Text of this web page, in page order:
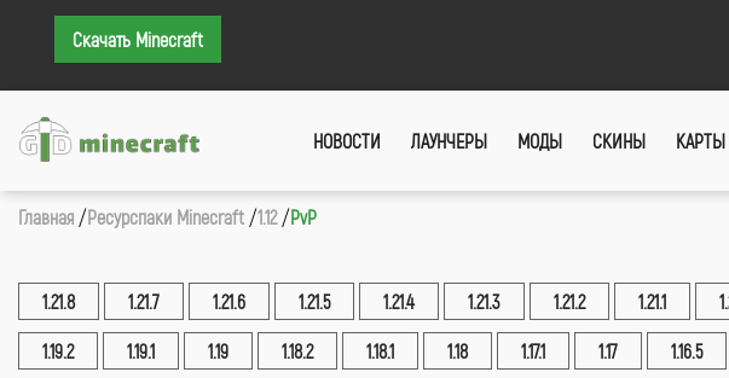
Скачать Minecraft
НОВОСТИ ЛАУНЧЕРЫ МОДЫ СКИНЫ КАРТЫ
Главная Ресурспаки Minecraft 1.12 PvP
1.21.8 1.21.7 1.21.6 1.21.5 1.21.4 1.21.3 1.21.2 1.21.1
1.19.2 1.19.1 1.19 1.18.2 1.18.1 1.18 1.17.1 1.17 1.16.5